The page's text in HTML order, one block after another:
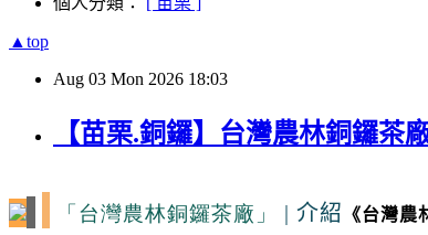
▲top
Aug 03 Mon 2026 18:03
【苗栗.銅鑼】台灣農林銅鑼茶
「台灣農林銅鑼茶廠」 | 介紹 《台灣農